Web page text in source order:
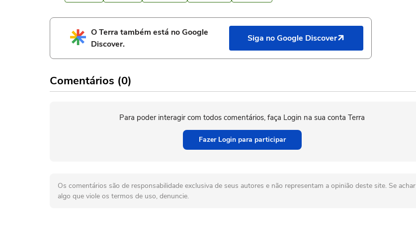
O Terra também está no Google
Discover.
Siga no Google Discover
Comentários (0)
Para poder interagir com todos comentários, faça Login na sua conta Terra
Fazer Login para participar
Os comentários são de responsabilidade exclusiva de seus autores e não representam a opinião deste site. Se achar
algo que viole os termos de uso, denuncie.